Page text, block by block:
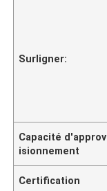
Surligner:
Capacité d'approv
isionnement
Certification